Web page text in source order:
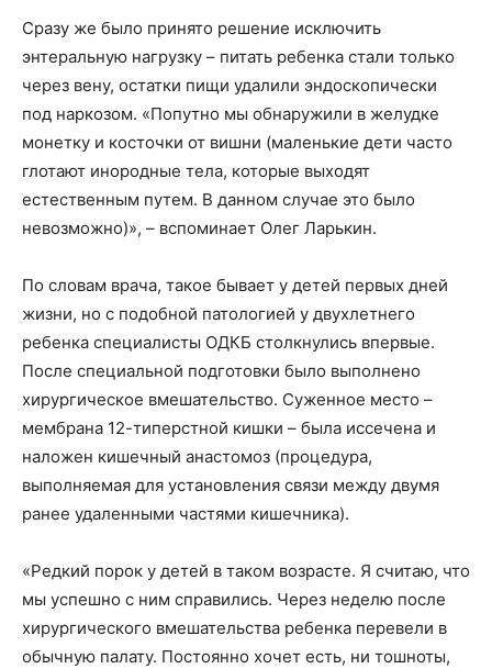
Сразу же было принято решение исключить
энтеральную нагрузку – питать ребенка стали только
через вену, остатки пищи удалили эндоскопически
под наркозом. «Попутно мы обнаружили в желудке
монетку и косточки от вишни (маленькие дети часто
глотают инородные тела, которые выходят
естественным путем. В данном случае это было
невозможно)», – вспоминает Олег Ларькин.
По словам врача, такое бывает у детей первых дней
жизни, но с подобной патологией у двухлетнего
ребенка специалисты ОДКБ столкнулись впервые.
После специальной подготовки было выполнено
хирургическое вмешательство. Суженное место –
мембрана 12-типерстной кишки – была иссечена и
наложен кишечный анастомоз (процедура,
выполняемая для установления связи между двумя
ранее удаленными частями кишечника).
«Редкий порок у детей в таком возрасте. Я считаю, что
мы успешно с ним справились. Через неделю после
хирургического вмешательства ребенка перевели в
обычную палату. Постоянно хочет есть, ни тошноты,